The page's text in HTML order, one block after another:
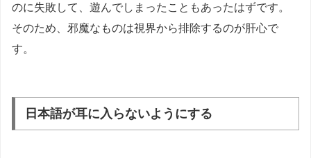
のに失敗して、遊んでしまったこともあったはずです。
そのため、邪魔なものは視界から排除するのが肝心で
す。
日本語が耳に入らないようにする